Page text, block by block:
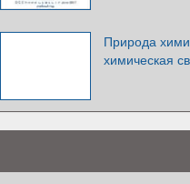
Природа
химическая